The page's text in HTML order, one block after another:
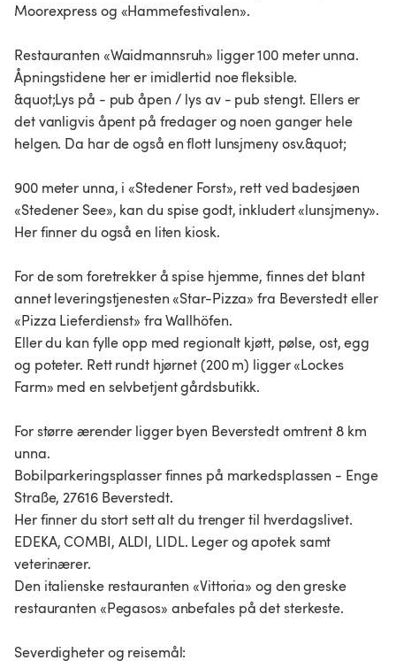
Moorexpress og «Hammefestivalen».
Restauranten «Waidmannsruh» ligger 100 meter unna.
Åpningstidene her er imidlertid noe fleksible.
&quot;Lys på - pub åpen / lys av - pub stengt. Ellers er
det vanligvis åpent på fredager og noen ganger hele
helgen. Da har de også en flott lunsjmeny osv.&quot;
900 meter unna, i «Stedener Forst», rett ved badesjøen
«Stedener See», kan du spise godt, inkludert «lunsjmeny».
Her finner du også en liten kiosk.
For de som foretrekker å spise hjemme, finnes det blant
annet leveringstjenesten «Star-Pizza» fra Beverstedt eller
«Pizza Lieferdienst» fra Wallhöfen.
Eller du kan fylle opp med regionalt kjøtt, pølse, ost, egg
og poteter. Rett rundt hjørnet (200 m) ligger «Lockes
Farm» med en selvbetjent gårdsbutikk.
For større ærender ligger byen Beverstedt omtrent 8 km
unna.
Bobilparkeringsplasser finnes på markedsplassen - Enge
Straße, 27616 Beverstedt.
Her finner du stort sett alt du trenger til hverdagslivet.
EDEKA, COMBI, ALDI, LIDL. Leger og apotek samt
veterinærer.
Den italienske restauranten «Vittoria» og den greske
restauranten «Pegasos» anbefales på det sterkeste.
Severdigheter og reisemål: